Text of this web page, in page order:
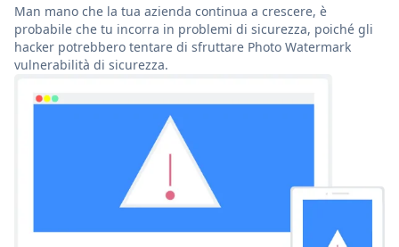
Man mano che la tua azienda continua a crescere, è
probabile che tu incorra in problemi di sicurezza, poiché gli
hacker potrebbero tentare di sfruttare Photo Watermark
vulnerabilità di sicurezza.